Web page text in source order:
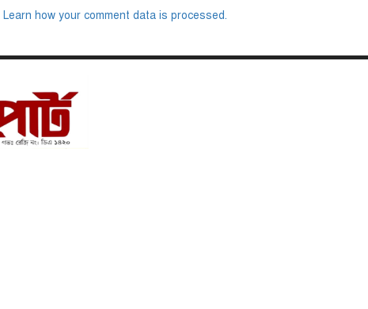
Learn how your comment data is processed.